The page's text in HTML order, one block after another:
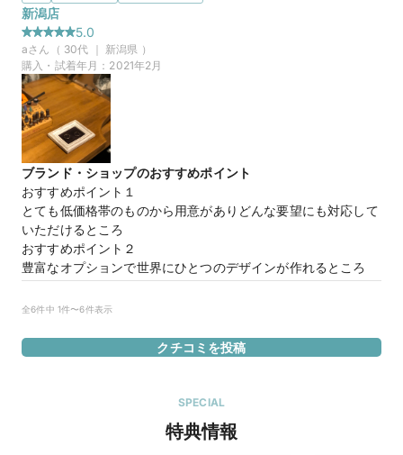
界に一つだけの指輪ができるところがよいとおもいます。なか
なか2人の意見が揃いにくかったので一から作れるというの
は、とてもありがたいと実感しました。
価格帯 20万円
来店特典
この店舗のおすすめ特典情報
条件クリアで最大60,000円分の電子マネーがもらえる【マイナビ
ウエディングカップル応援キャンペーン】
新潟店
5.0
aさん（ 30代 ｜ 新潟県 ）
購入・試着年月： 2021年2月
ブランド・ショップのおすすめポイント
おすすめポイント１
とても低価格帯のものから用意がありどんな要望にも対応して
いただけるところ
おすすめポイント２
豊富なオプションで世界にひとつのデザインが作れるところ
おすすめポイント３
自分で指輪を作成できる
作成時には工房のプロの方が色々アイデアをくださり満足のも
のが作れる
出来合いのものは味気ないと思う人にはおすすめ。自分で作っ
たんだと言う達成感や愛着が違う。
選んだ商品を気に入った理由
全6件中 1件〜6件表示
クチコミを投稿
SPECIAL
特典情報